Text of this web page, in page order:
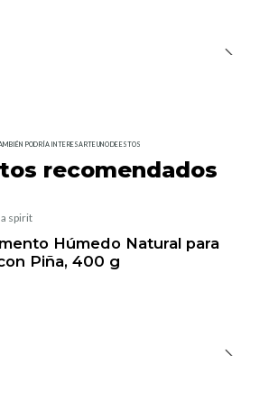
PODRÍA INTERESARTE UNO DE ESTOS
recomendados
spirit
Húmedo Natural para
Piña, 400 g